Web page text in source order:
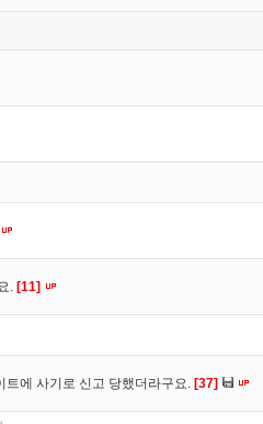
. [11]
트에 사기로 신고 당했더라구요. [37]